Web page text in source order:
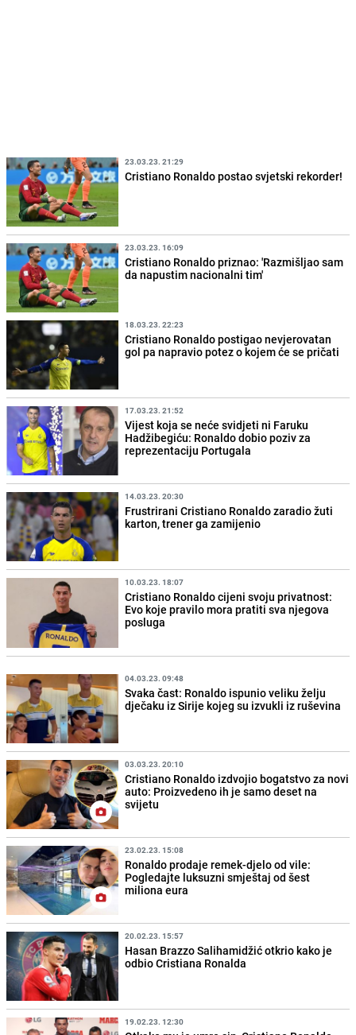
23.03.23. 21:29
Cristiano Ronaldo postao svjetski rekorder!
23.03.23. 16:09
Cristiano Ronaldo priznao: 'Razmišljao sam
da napustim nacionalni tim'
18.03.23. 22:23
Cristiano Ronaldo postigao nevjerovatan
gol pa napravio potez o kojem će se pričati
17.03.23. 21:52
Vijest koja se neće svidjeti ni Faruku
Hadžibegiću: Ronaldo dobio poziv za
reprezentaciju Portugala
14.03.23. 20:30
Frustrirani Cristiano Ronaldo zaradio žuti
karton, trener ga zamijenio
10.03.23. 18:07
Cristiano Ronaldo cijeni svoju privatnost:
Evo koje pravilo mora pratiti sva njegova
posluga
04.03.23. 09:48
Svaka čast: Ronaldo ispunio veliku želju
dječaku iz Sirije kojeg su izvukli iz ruševina
03.03.23. 20:10
Cristiano Ronaldo izdvojio bogatstvo za novi
auto: Proizvedeno ih je samo deset na
svijetu
23.02.23. 15:08
Ronaldo prodaje remek-djelo od vile:
Pogledajte luksuzni smještaj od šest
miliona eura
20.02.23. 15:57
Hasan Brazzo Salihamidžić otkrio kako je
odbio Cristiana Ronalda
19.02.23. 12:30